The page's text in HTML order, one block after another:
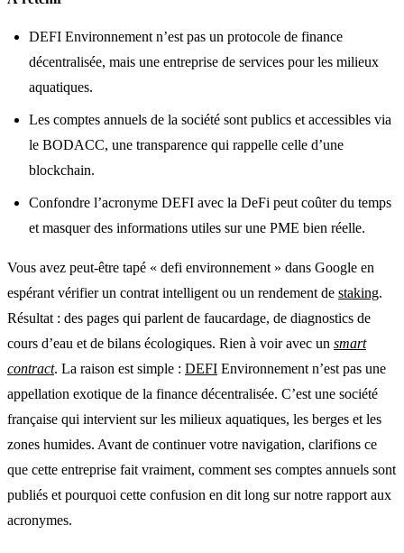
DEFI Environnement n’est pas un protocole de finance
décentralisée, mais une entreprise de services pour les milieux
aquatiques.
Les comptes annuels de la société sont publics et accessibles via
le BODACC, une transparence qui rappelle celle d’une
blockchain.
Confondre l’acronyme DEFI avec la DeFi peut coûter du temps
et masquer des informations utiles sur une PME bien réelle.
Vous avez peut-être tapé « defi environnement » dans Google en
espérant vérifier un contrat intelligent ou un rendement de staking.
Résultat : des pages qui parlent de faucardage, de diagnostics de
cours d’eau et de bilans écologiques. Rien à voir avec un smart
contract. La raison est simple : DEFI Environnement n’est pas une
appellation exotique de la finance décentralisée. C’est une société
française qui intervient sur les milieux aquatiques, les berges et les
zones humides. Avant de continuer votre navigation, clarifions ce
que cette entreprise fait vraiment, comment ses comptes annuels sont
publiés et pourquoi cette confusion en dit long sur notre rapport aux
acronymes.